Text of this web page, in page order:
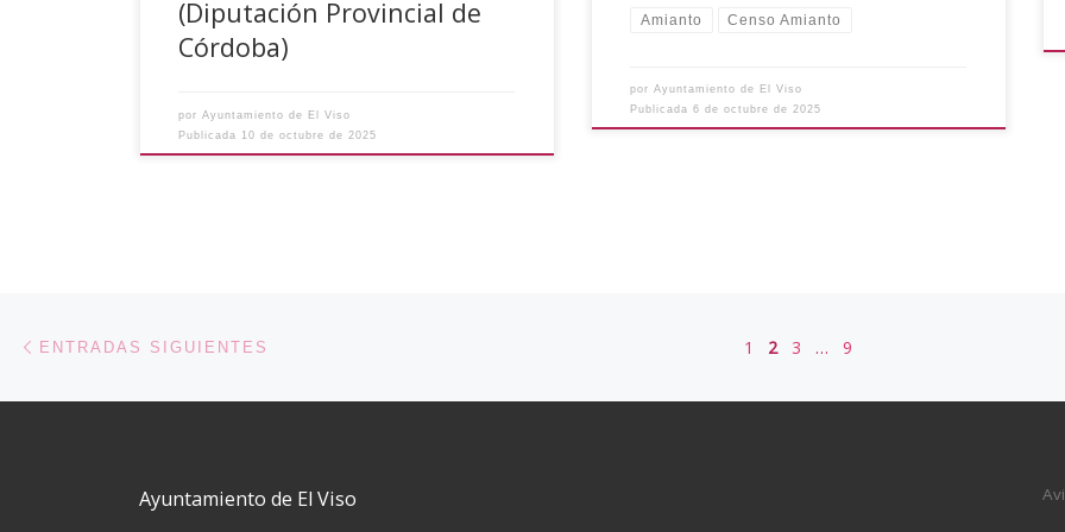
(Diputación Provincial de
Córdoba)
porAyuntamiento de El Viso
Publicada 10 de octubre de 2025
Amianto Censo Amianto
porAyuntamiento de El Viso
Publicada6 de octubre de 2025
Navegación de entradas
ENTRADAS SIGUIENTES 1 2 3 … 9
Ayuntamiento de El Viso